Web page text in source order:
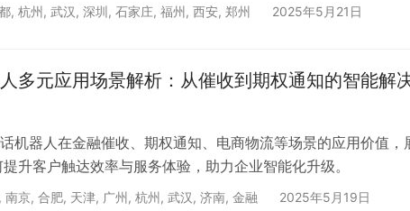
, 杭州, 武汉, 深圳, 石家庄, 福州, 西安, 郑州 2025年5月21日
多元应用场景解析：从催收到期权通知的智能解
机器人在金融催收、期权通知、电商物流等场景的应用价值，
升客户触达效率与服务体验，助力企业智能化升级。
, 南京, 合肥, 天津, 广州, 杭州, 武汉, 济南, 金融 2025年5月19日